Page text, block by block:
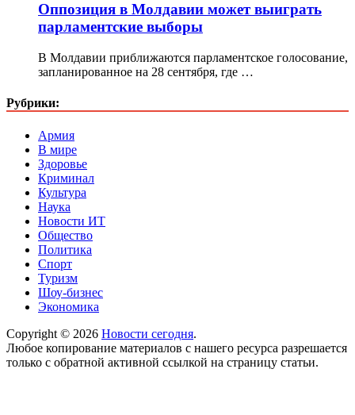
Оппозиция в Молдавии может выиграть
парламентские выборы
В Молдавии приближаются парламентское голосование,
запланированное на 28 сентября, где …
Рубрики:
Армия
В мире
Здоровье
Криминал
Культура
Наука
Новости ИТ
Общество
Политика
Спорт
Туризм
Шоу-бизнес
Экономика
Copyright © 2026 Новости сегодня.
Любое копирование материалов с нашего ресурса разрешается
только с обратной активной ссылкой на страницу статьи.